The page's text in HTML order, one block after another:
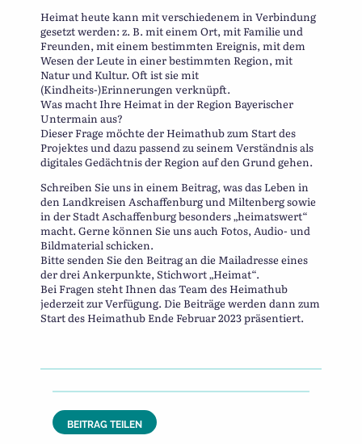
Heimat heute kann mit verschiedenem in Verbindung
gesetzt werden: z. B. mit einem Ort, mit Familie und
Freunden, mit einem bestimmten Ereignis, mit dem
Wesen der Leute in einer bestimmten Region, mit
Natur und Kultur. Oft ist sie mit
(Kindheits-)Erinnerungen verknüpft.
Was macht Ihre Heimat in der Region Bayerischer
Untermain aus?
Dieser Frage möchte der Heimathub zum Start des
Projektes und dazu passend zu seinem Verständnis als
digitales Gedächtnis der Region auf den Grund gehen.
Schreiben Sie uns in einem Beitrag, was das Leben in
den Landkreisen Aschaffenburg und Miltenberg sowie
in der Stadt Aschaffenburg besonders „heimatswert“
macht. Gerne können Sie uns auch Fotos, Audio- und
Bildmaterial schicken.
Bitte senden Sie den Beitrag an die Mailadresse eines
der drei Ankerpunkte, Stichwort „Heimat“.
Bei Fragen steht Ihnen das Team des Heimathub
jederzeit zur Verfügung. Die Beiträge werden dann zum
Start des Heimathub Ende Februar 2023 präsentiert.
BEITRAG TEILEN